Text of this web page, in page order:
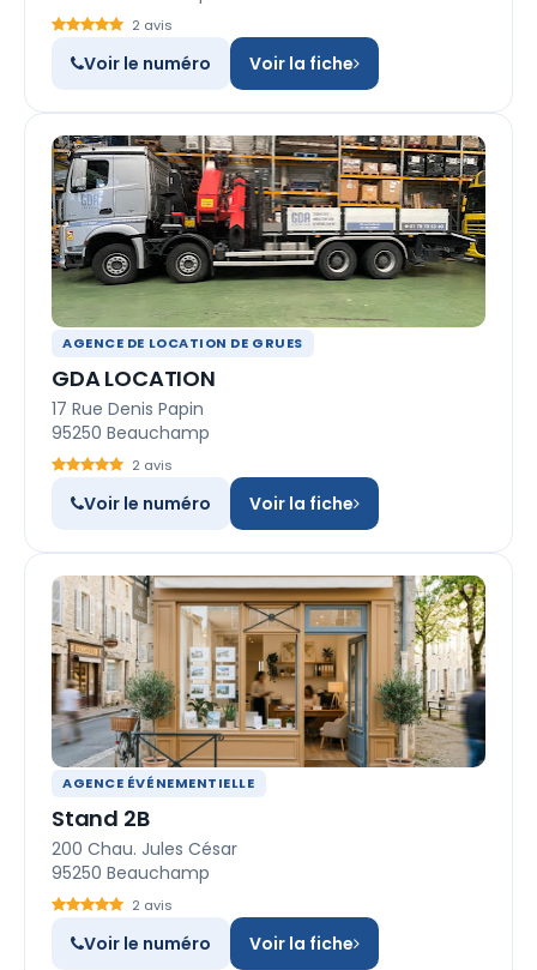
2 avis
Voir le numéro Voir la fiche
AGENCE DE LOCATION DE GRUES
GDA LOCATION
17 Rue Denis Papin
95250 Beauchamp
2 avis
Voir le numéro Voir la fiche
AGENCE ÉVÉNEMENTIELLE
Stand 2B
200 Chau. Jules César
95250 Beauchamp
2 avis
Voir le numéro Voir la fiche